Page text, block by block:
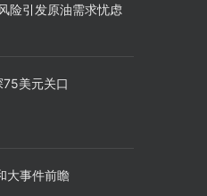
险引发原油需求忧虑
75美元关口
大事件前瞻